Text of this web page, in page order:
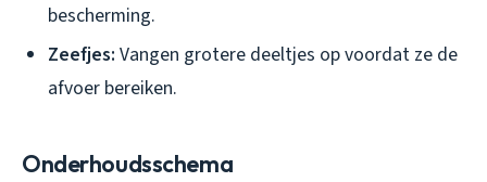
bescherming.
Zeefjes: Vangen grotere deeltjes op voordat ze de
afvoer bereiken.
Onderhoudsschema